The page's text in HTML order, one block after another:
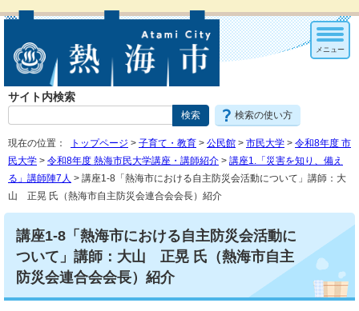
サイト内検索
検索の使い方
メニュー
現在の位置： トップページ > 子育て・教育 > 公民館 > 市民大学 > 令和8年度 市
民大学 > 令和8年度 熱海市民大学講座・講師紹介 > 講座1.「災害を知り、備え
る」講師陣7人 > 講座1-8「熱海市における自主防災会活動について」講師：大
山 正晃 氏（熱海市自主防災会連合会会長）紹介
講座1-8「熱海市における自主防災会活動に
ついて」講師：大山 正晃 氏（熱海市自主
防災会連合会会長）紹介